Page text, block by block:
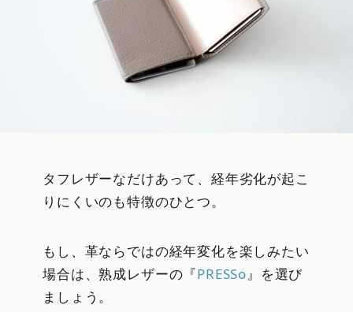
タフレザーなだけあって、経年劣化が起こ
りにくいのも特徴のひとつ。
もし、革ならではの経年変化を楽しみたい
場合は、熟成レザーの『PRESSo』を選び
ましょう。